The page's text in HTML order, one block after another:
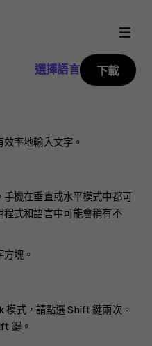
選擇語言 下載
率地輸入文字。
機在垂直或水平模式中都可
式和語言中可能會稍有不
塊。
式，請點選 Shift 鍵兩次。
鍵。